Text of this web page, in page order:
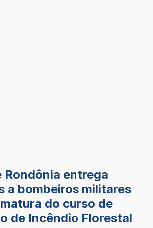
Rondônia entrega
a bombeiros militares
do curso de
de Incêndio Florestal